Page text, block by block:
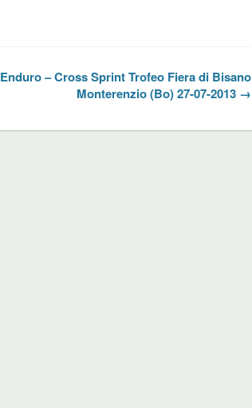
Enduro – Cross Sprint Trofeo Fiera di Bisano
Monterenzio (Bo) 27-07-2013 →